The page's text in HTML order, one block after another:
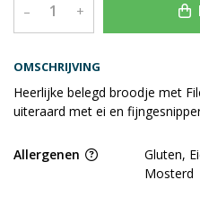
OMSCHRIJVING
Heerlijke belegd broodje met
uiteraard met ei en
– +
Allergenen
Gluten,
Mosterd